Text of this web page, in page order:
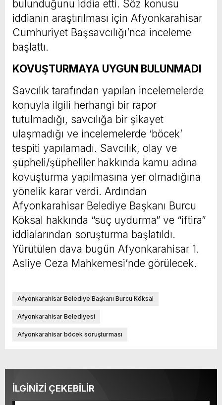
bulunduğunu iddia etti. Söz konusu
iddianın araştırılması için Afyonkarahisar
Cumhuriyet Başsavcılığı’nca inceleme
başlattı.
KOVUŞTURMAYA UYGUN BULUNMADI
Savcılık tarafından yapılan incelemelerde
konuyla ilgili herhangi bir rapor
tutulmadığı, savcılığa bir şikayet
ulaşmadığı ve incelemelerde ‘böcek’
tespiti yapılamadı. Savcılık, olay ve
şüpheli/şüpheliler hakkında kamu adına
kovuşturma yapılmasına yer olmadığına
yönelik karar verdi. Ardından
Afyonkarahisar Belediye Başkanı Burcu
Köksal hakkında “suç uydurma” ve “iftira”
iddialarından soruşturma başlatıldı.
Yürütülen dava bugün Afyonkarahisar 1.
Asliye Ceza Mahkemesi’nde görülecek.
Afyonkarahisar Belediye Başkanı Burcu Köksal
Afyonkarahisar Belediyesi
Afyonkarahisar böcek soruşturması
İLGİNİZİ ÇEKEBİLİR